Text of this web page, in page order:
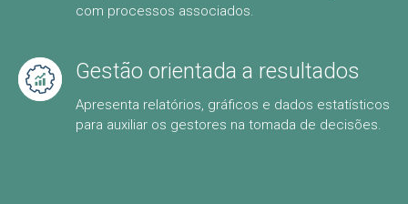
com processos associados.
Gestão orientada a resultados
Apresenta relatórios, gráficos e dados estatísticos
para auxiliar os gestores na tomada de decisões.